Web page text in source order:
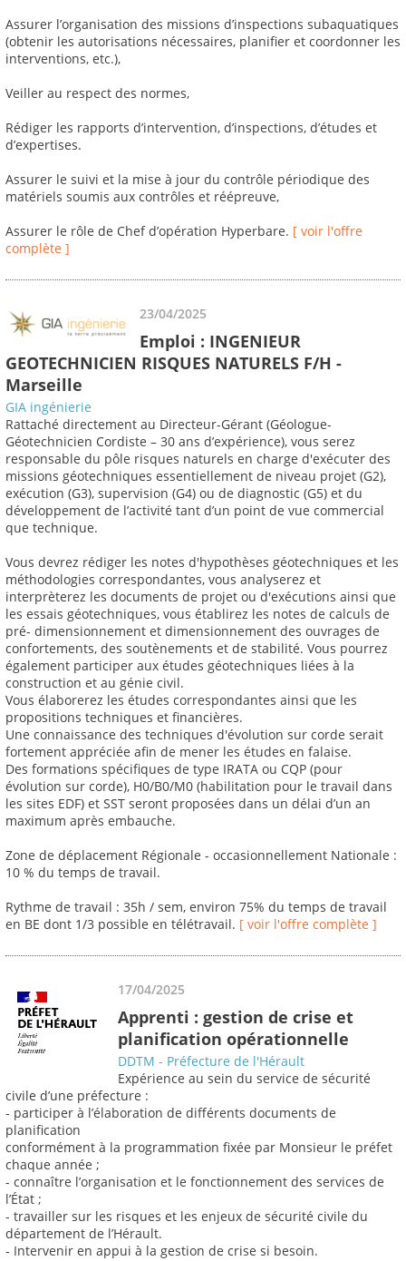
Assurer l’organisation des missions d’inspections subaquatiques
(obtenir les autorisations nécessaires, planifier et coordonner les
interventions, etc.),
Veiller au respect des normes,
Rédiger les rapports d’intervention, d’inspections, d’études et
d’expertises.
Assurer le suivi et la mise à jour du contrôle périodique des
matériels soumis aux contrôles et réépreuve,
Assurer le rôle de Chef d’opération Hyperbare. [ voir l'offre
complète ]
23/04/2025
Emploi : INGENIEUR
GEOTECHNICIEN RISQUES NATURELS F/H -
Marseille
GIA ingénierie
Rattaché directement au Directeur-Gérant (Géologue-
Géotechnicien Cordiste – 30 ans d’expérience), vous serez
responsable du pôle risques naturels en charge d'exécuter des
missions géotechniques essentiellement de niveau projet (G2),
exécution (G3), supervision (G4) ou de diagnostic (G5) et du
développement de l’activité tant d’un point de vue commercial
que technique.
Vous devrez rédiger les notes d'hypothèses géotechniques et les
méthodologies correspondantes, vous analyserez et
interprèterez les documents de projet ou d'exécutions ainsi que
les essais géotechniques, vous établirez les notes de calculs de
pré- dimensionnement et dimensionnement des ouvrages de
confortements, des soutènements et de stabilité. Vous pourrez
également participer aux études géotechniques liées à la
construction et au génie civil.
Vous élaborerez les études correspondantes ainsi que les
propositions techniques et financières.
Une connaissance des techniques d'évolution sur corde serait
fortement appréciée afin de mener les études en falaise.
Des formations spécifiques de type IRATA ou CQP (pour
évolution sur corde), H0/B0/M0 (habilitation pour le travail dans
les sites EDF) et SST seront proposées dans un délai d’un an
maximum après embauche.
Zone de déplacement Régionale - occasionnellement Nationale :
10 % du temps de travail.
Rythme de travail : 35h / sem, environ 75% du temps de travail
en BE dont 1/3 possible en télétravail. [ voir l'offre complète ]
17/04/2025
Apprenti : gestion de crise et
planification opérationnelle
DDTM - Préfecture de l'Hérault
Expérience au sein du service de sécurité
civile d’une préfecture :
- participer à l’élaboration de différents documents de
planification
conformément à la programmation fixée par Monsieur le préfet
chaque année ;
- connaître l’organisation et le fonctionnement des services de
l’État ;
- travailler sur les risques et les enjeux de sécurité civile du
département de l’Hérault.
- Intervenir en appui à la gestion de crise si besoin.